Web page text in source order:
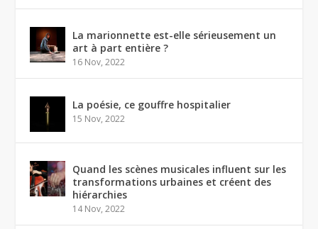
La marionnette est-elle sérieusement un
art à part entière ?
16 Nov, 2022
La poésie, ce gouffre hospitalier
15 Nov, 2022
Quand les scènes musicales influent sur les
transformations urbaines et créent des
hiérarchies
14 Nov, 2022